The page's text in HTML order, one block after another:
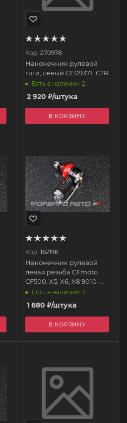
Код: 270978
Наконечник рулевой
тяги, левый CE0937L CTR
Есть в наличии: 2
2 920 ₽/штука
В КОРЗИНУ
Код: 162196
Наконечник рулевой
левая резьба CFmoto
CF500, X5, X6, X8 9010-
100530-20000-L TBM
Есть в наличии: 7
1 680 ₽/штука
В КОРЗИНУ